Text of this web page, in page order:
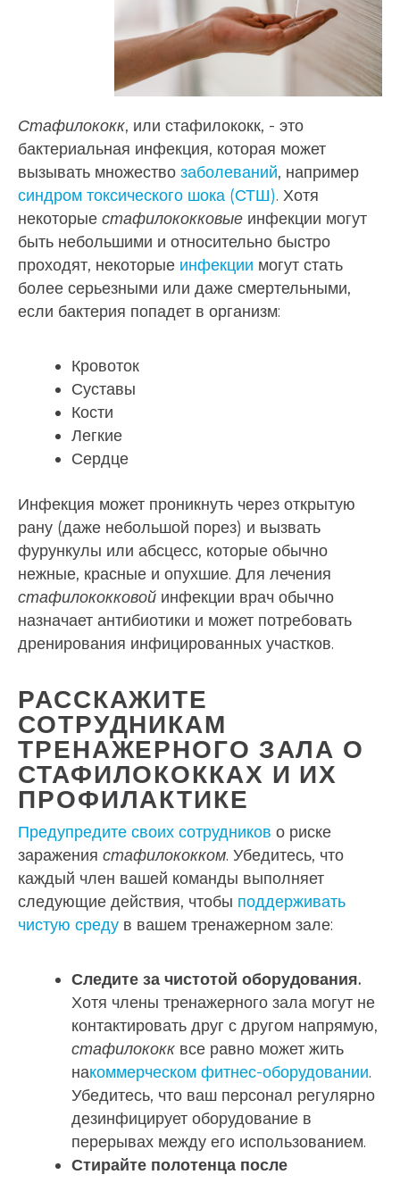
Стафилококк, или стафилококк, - это
бактериальная инфекция, которая может
вызывать множество заболеваний, например
синдром токсического шока (СТШ). Хотя
некоторые стафилококковые инфекции могут
быть небольшими и относительно быстро
проходят, некоторые инфекции могут стать
более серьезными или даже смертельными,
если бактерия попадет в организм:
Кровоток
Суставы
Кости
Легкие
Сердце
Инфекция может проникнуть через открытую
рану (даже небольшой порез) и вызвать
фурункулы или абсцесс, которые обычно
нежные, красные и опухшие. Для лечения
стафилококковой инфекции врач обычно
назначает антибиотики и может потребовать
дренирования инфицированных участков.
РАССКАЖИТЕ
СОТРУДНИКАМ
ТРЕНАЖЕРНОГО ЗАЛА О
СТАФИЛОКОККАХ И ИХ
ПРОФИЛАКТИКЕ
Предупредите своих сотрудников о риске
заражения стафилококком. Убедитесь, что
каждый член вашей команды выполняет
следующие действия, чтобы поддерживать
чистую среду в вашем тренажерном зале:
Следите за чистотой оборудования.
Хотя члены тренажерного зала могут не
контактировать друг с другом напрямую,
стафилококк все равно может жить
накоммерческом фитнес-оборудовании.
Убедитесь, что ваш персонал регулярно
дезинфицирует оборудование в
перерывах между его использованием.
Стирайте полотенца после